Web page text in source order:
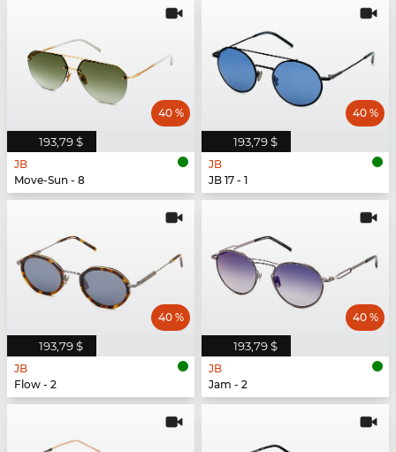
193,79 $
40 %
JB
Move-Sun - 8
193,79 $
40 %
JB
JB 17 - 1
193,79 $
40 %
JB
Flow - 2
193,79 $
40 %
JB
Jam - 2